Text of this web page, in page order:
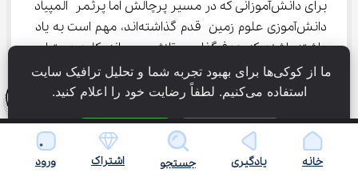
برای دانش‌آموزانی که در مسیر پرچالش اما پرثمر المپیاد
دانش‌آموزی علوم زمین قدم گذاشته‌اند، مهم است به یاد
داشته باشند که هدف‌گذاری و تلاش صبورانه، کلید دستیابی
به موفقیت است. این رقابت علمی، فرصتی بی‌نظیر برای
کشف استعدادهای نهفته و پرورش توانایی‌های بالقوه در
مسیر آمادگی برای المپیاد دانش‌آموزی علوم زمین، نیازمند
پشتکار، برنامه‌ریزی دقیق و تمرکز بر یادگیری عمیق
خانه یادگیری جستجو اشتراک ورود
ما از کوکی‌ها برای بهبود تجربه شما و تحلیل ترافیک سایت
استفاده می‌کنیم. لطفاً رضایت خود را اعلام کنید.
فقط ضروری پذیرش همه